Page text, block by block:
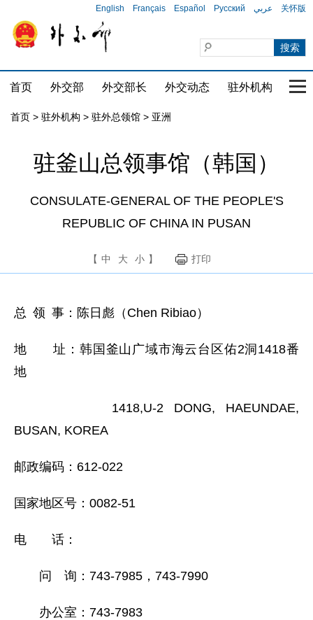
English Français Español Русский عربي 关怀版
首页 外交部 外交部长 外交动态 驻外机构 国
首页 > 驻外机构 > 驻外总领馆 > 亚洲
驻釜山总领事馆（韩国）
CONSULATE-GENERAL OF THE PEOPLE'S
REPUBLIC OF CHINA IN PUSAN
【 中 大 小 】 打印
总 领 事：陈日彪（Chen Ribiao）
地 址：韩国釜山广域市海云台区佑2洞1418番
地
1418,U-2 DONG, HAEUNDAE,
BUSAN, KOREA
邮政编码：612-022
国家地区号：0082-51
电 话：
问 询：743-7985，743-7990
办公室：743-7983